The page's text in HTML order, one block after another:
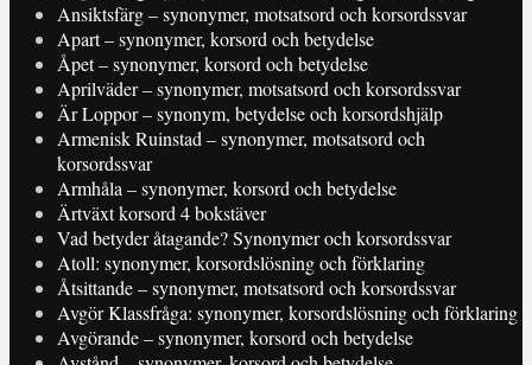
Ansiktsfärg – synonymer, motsatsord och korsordssvar
Apart – synonymer, korsord och betydelse
Åpet – synonymer, korsord och betydelse
Aprilväder – synonymer, motsatsord och korsordssvar
Är Loppor – synonym, betydelse och korsordshjälp
Armenisk Ruinstad – synonymer, motsatsord och
korsordssvar
Armhåla – synonymer, korsord och betydelse
Ärtväxt korsord 4 bokstäver
Vad betyder åtagande? Synonymer och korsordssvar
Atoll: synonymer, korsordslösning och förklaring
Åtsittande – synonymer, motsatsord och korsordssvar
Avgör Klassfråga: synonymer, korsordslösning och förklaring
Avgörande – synonymer, korsord och betydelse